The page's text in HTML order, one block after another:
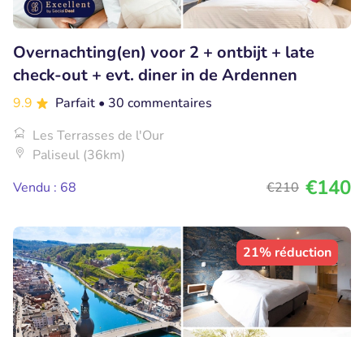
Overnachting(en) voor 2 + ontbijt + late
check-out + evt. diner in de Ardennen
9.9 Parfait • 30 commentaires
Les Terrasses de l'Our
Paliseul (36km)
Vendu : 68
€210 €140
21% réduction